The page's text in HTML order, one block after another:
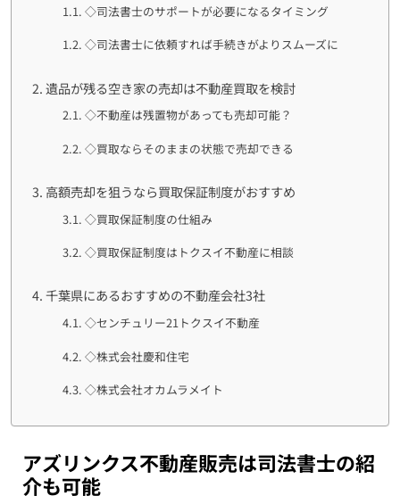
◇司法書士のサポートが必要になるタイミング
◇司法書士に依頼すれば手続きがよりスムーズに
遺品が残る空き家の売却は不動産買取を検討
◇不動産は残置物があっても売却可能？
◇買取ならそのままの状態で売却できる
高額売却を狙うなら買取保証制度がおすすめ
◇買取保証制度の仕組み
◇買取保証制度はトクスイ不動産に相談
千葉県にあるおすすめの不動産会社3社
◇センチュリー21トクスイ不動産
◇株式会社慶和住宅
◇株式会社オカムラメイト
アズリンクス不動産販売は司法書士の紹
介も可能